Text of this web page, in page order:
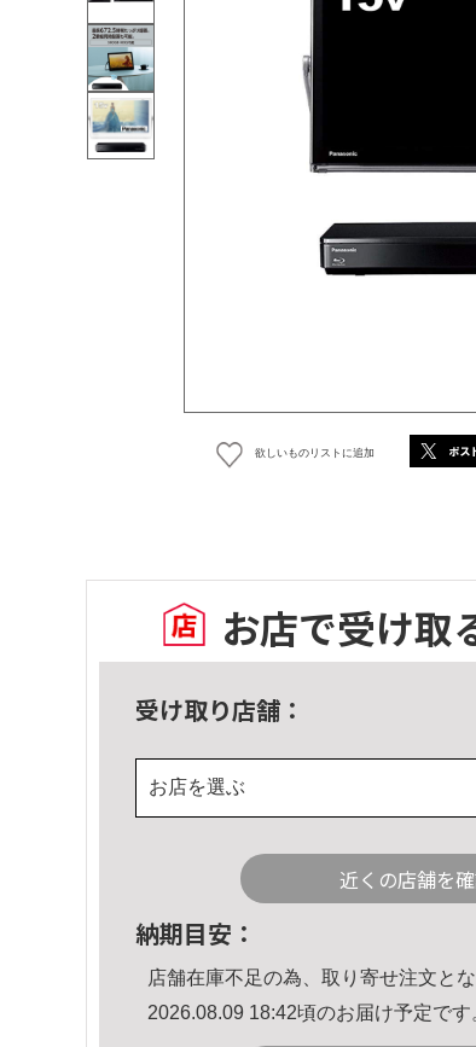
欲しいものリストに追加
お店で受け取
受け取り店舗：
お店を選ぶ
近くの店舗を
納期目安：
店舗在庫不足の為、取り寄せ注文とな
2026.08.09 18:42頃のお届け予定です